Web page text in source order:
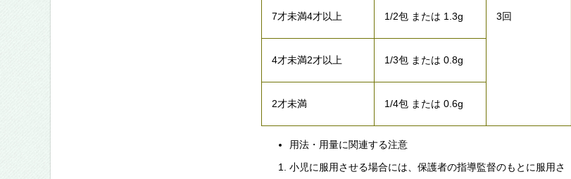
3回
7才未満4才以上 1/2包 または 1.3g
4才未満2才以上 1/3包 または 0.8g
2才未満 1/4包 または 0.6g
用法・用量に関連する注意
小児に服用させる場合には、保護者の指導監督のもとに服用さ